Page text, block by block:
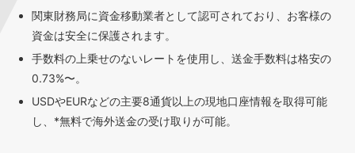
関東財務局に資金移動業者として認可されており、お客様の
資金は安全に保護されます。
手数料の上乗せのないレートを使用し、送金手数料は格安の
0.73%〜。
USDやEURなどの主要8通貨以上の現地口座情報を取得可能
し、*無料で海外送金の受け取りが可能。